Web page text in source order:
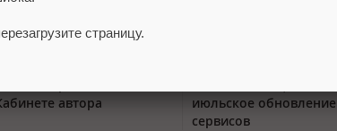
автора
июльское обновление
сервисов
страницу.